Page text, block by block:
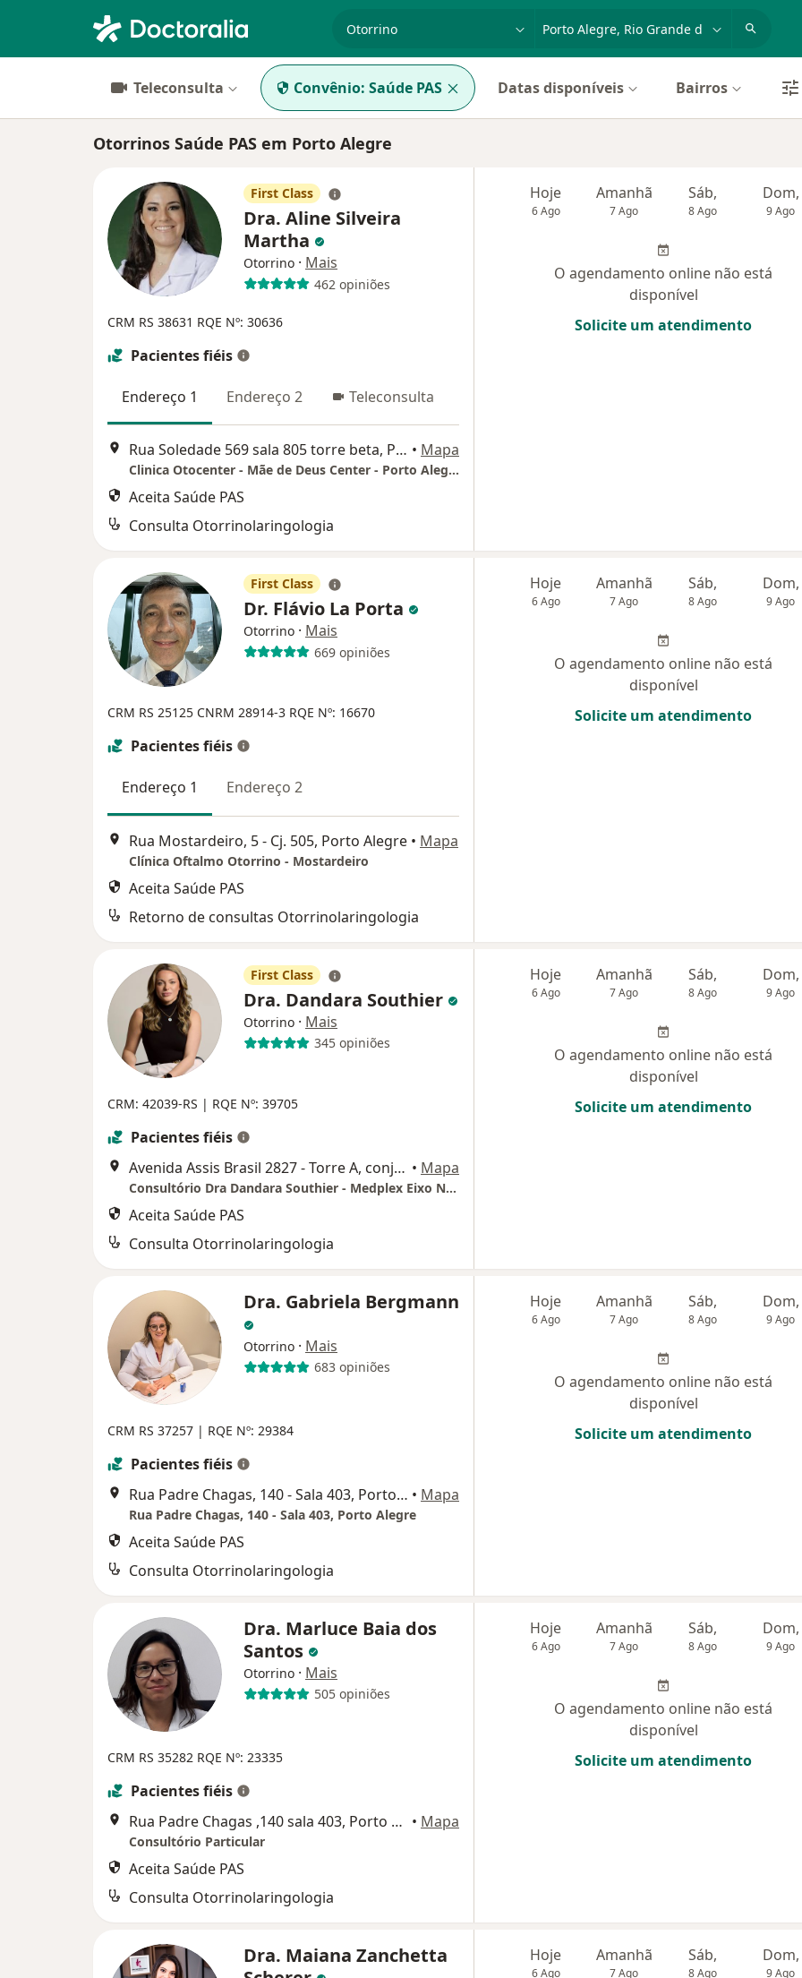
Teleconsulta Convênio: Saúde PAS Datas disponíveis Bairros
Otorrinos Saúde PAS em Porto Alegre
First Class
Dra. Aline Silveira
Martha
Otorrino · Mais
462 opiniões
CRM RS 38631 RQE Nº: 30636
Pacientes fiéis
Endereço 1 Endereço 2 Teleconsulta
Rua Soledade 569 sala 805 torre beta, Porto Alegre • Mapa
Clinica Otocenter - Mãe de Deus Center - Porto Alegre RS
Aceita Saúde PAS
Consulta Otorrinolaringologia
Hoje
6 Ago
Amanhã
7 Ago
Sáb,
8 Ago
Dom,
9 Ago
O agendamento online não está
disponível
Solicite um atendimento
First Class
Dr. Flávio La Porta
Otorrino · Mais
669 opiniões
CRM RS 25125 CNRM 28914-3 RQE Nº: 16670
Pacientes fiéis
Endereço 1 Endereço 2
Rua Mostardeiro, 5 - Cj. 505, Porto Alegre • Mapa
Clínica Oftalmo Otorrino - Mostardeiro
Aceita Saúde PAS
Retorno de consultas Otorrinolaringologia
Hoje
6 Ago
Amanhã
7 Ago
Sáb,
8 Ago
Dom,
9 Ago
O agendamento online não está
disponível
Solicite um atendimento
First Class
Dra. Dandara Southier
Otorrino · Mais
345 opiniões
CRM: 42039-RS | RQE Nº: 39705
Pacientes fiéis
Avenida Assis Brasil 2827 - Torre A, conj. 717, Porto Alegre • Mapa
Consultório Dra Dandara Southier - Medplex Eixo Norte
Aceita Saúde PAS
Consulta Otorrinolaringologia
Hoje
6 Ago
Amanhã
7 Ago
Sáb,
8 Ago
Dom,
9 Ago
O agendamento online não está
disponível
Solicite um atendimento
Dra. Gabriela Bergmann
Otorrino · Mais
683 opiniões
CRM RS 37257 | RQE Nº: 29384
Pacientes fiéis
Rua Padre Chagas, 140 - Sala 403, Porto Alegre • Mapa
Rua Padre Chagas, 140 - Sala 403, Porto Alegre
Aceita Saúde PAS
Consulta Otorrinolaringologia
Hoje
6 Ago
Amanhã
7 Ago
Sáb,
8 Ago
Dom,
9 Ago
O agendamento online não está
disponível
Solicite um atendimento
Dra. Marluce Baia dos
Santos
Otorrino · Mais
505 opiniões
CRM RS 35282 RQE Nº: 23335
Pacientes fiéis
Rua Padre Chagas ,140 sala 403, Porto Alegre • Mapa
Consultório Particular
Aceita Saúde PAS
Consulta Otorrinolaringologia
Hoje
6 Ago
Amanhã
7 Ago
Sáb,
8 Ago
Dom,
9 Ago
O agendamento online não está
disponível
Solicite um atendimento
Dra. Maiana Zanchetta
Hoje
6 Ago
Amanhã
7 Ago
Sáb,
8 Ago
Dom,
9 Ago